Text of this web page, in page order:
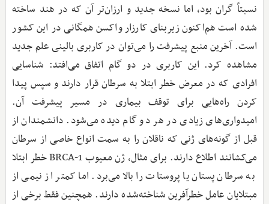
نسبتاً گران بود، اما نسخه جدید و ارزان‌تر آن که در هند ساخته
شده است هم‌اکنون زیربنای کارزار واکسن همگانی در این کشور
است. آخرین منبع پیشرفت را می‌توان در کاربری بالینی علم جدید
مشاهده کرد. این کاربری در دو گام اتفاق می‌افتد: شناسایی
افرادی که در معرض خطر ابتلا به سرطان قرار دارند و سپس پیدا
کردن راه‌هایی برای توقف بیماری در مسیر پیشرفت آن.
امیدواری‌های زیادی در هر دو گام دیده می‌شود. دانشمندان از
قبل از گونه‌های ژنی که ناقلان را به سمت انواع خاصی از سرطان
می‌کشانند اطلاع دارند. برای مثال، ژن معیوب BRCA-1 خطر ابتلا
به سرطان پستان یا پروستات را بالا می‌برد. اما کمتر از نیمی از
مبتلایان عامل خطرآفرین شناخته‌شده دار‌ند. همچنین فقط برخی از